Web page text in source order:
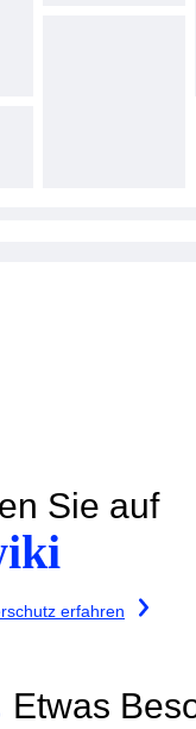
Sie auf
erfahren
Etwas